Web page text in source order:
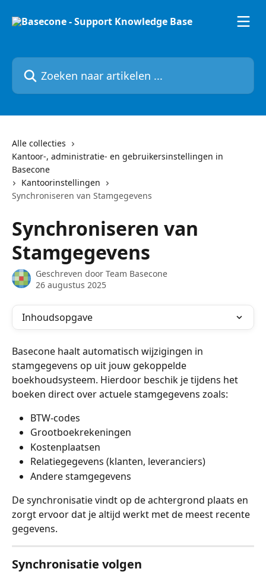
Zoeken naar artikelen ...
Alle collecties
Kantoor-, administratie- en gebruikersinstellingen in
Basecone
Kantoorinstellingen
Synchroniseren van Stamgegevens
Synchroniseren van
Stamgegevens
Geschreven door Team Basecone
26 augustus 2025
Inhoudsopgave
Basecone haalt automatisch wijzigingen in
stamgegevens op uit jouw gekoppelde
boekhoudsysteem. Hierdoor beschik je tijdens het
boeken direct over actuele stamgegevens zoals:
BTW-codes
Grootboekrekeningen
Kostenplaatsen
Relatiegegevens (klanten, leveranciers)
Andere stamgegevens
De synchronisatie vindt op de achtergrond plaats en
zorgt ervoor dat je altijd werkt met de meest recente
gegevens.
Synchronisatie volgen